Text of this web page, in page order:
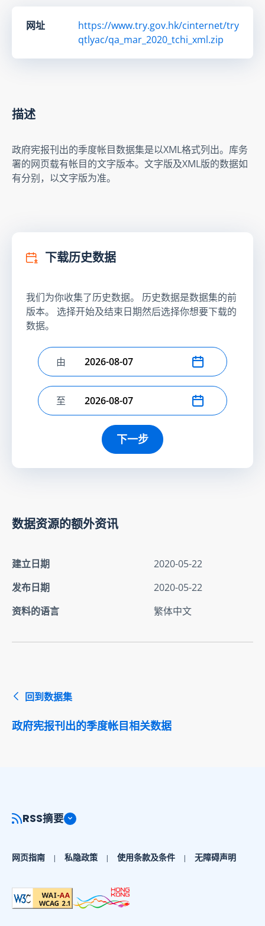
网址
https://www.try.gov.hk/cinternet/try
qtlyac/qa_mar_2020_tchi_xml.zip
描述
政府宪报刊出的季度帐目数据集是以XML格式列出。库务
署的网页载有帐目的文字版本。文字版及XML版的数据如
有分别，以文字版为准。
下载历史数据
我们为你收集了历史数据。 历史数据是数据集的前
版本。 选择开始及结束日期然后选择你想要下载的
数据。
选择开始日期
由
选择结束日期
至
下一步
数据资源的额外资讯
建立日期
2020-05-22
发布日期
2020-05-22
资料的语言
繁体中文
回到数据集
政府宪报刊出的季度帐目相关数据
RSS摘要
网页指南 私隐政策 使用条款及条件 无障碍声明